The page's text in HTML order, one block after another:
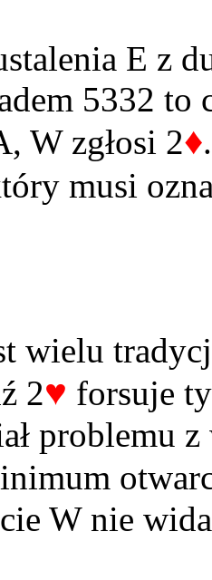
E z
5332
W zgłosi 2♦
musi
wielu
2♥ forsuje
problemu
W nie